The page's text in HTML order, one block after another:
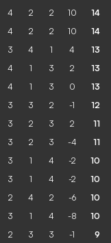
4 2 2 10 14
4 2 2 10 14
3 4 1 4 13
4 1 3 2 13
4 1 3 0 13
3 3 2 -1 12
3 2 3 2 11
3 2 3 -4 11
3 1 4 -2 10
3 1 4 -2 10
2 4 2 -6 10
3 1 4 -8 10
2 3 3 -1 9